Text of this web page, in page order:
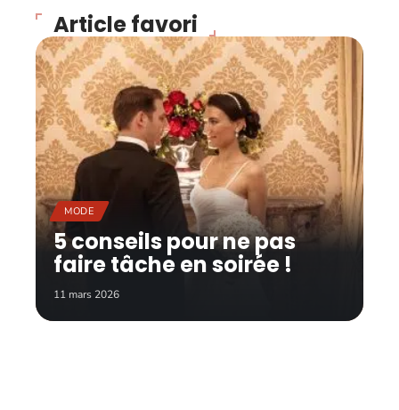
Article favori
MODE
5 conseils pour ne pas
faire tâche en soirée !
11 mars 2026